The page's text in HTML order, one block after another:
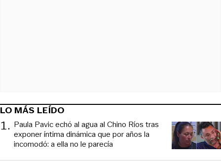
LO MÁS LEÍDO
1. Paula Pavic echó al agua al Chino Ríos tras
exponer íntima dinámica que por años la
incomodó: a ella no le parecía